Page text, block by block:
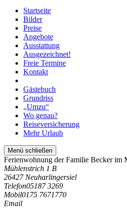
Startseite
Bilder
Preise
Angebote
Ausstattung
Ausgezeichnet!
Freie Termine
Kontakt
Gästebuch
Grundriss
„Umzu“
Wo genau?
Reiseversicherung
Mehr Urlaub
Menü schließen
Ferienwohnung der Familie Becker im
Mühlenstrich 1 B
26427 Neuharlingersiel
Telefon05187 3269
Mobil0175 7671770
Email